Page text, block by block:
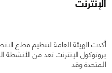
الإنترنت
أكدت الهيئة العامة لتنظيم قطاع
بروتوكول الإنترنت تعد من الأنشطة
المتحدة وقد